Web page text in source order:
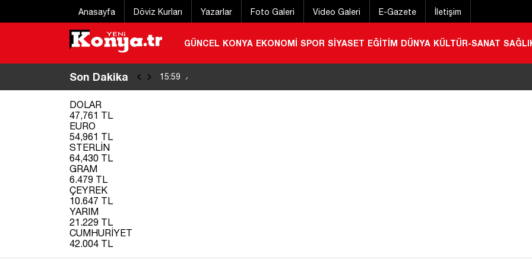
Anasayfa Döviz Kurları Yazarlar Foto Galeri Video Galeri E-Gazete İletişim
GÜNCEL KONYA EKONOMİ SPOR SİYASET EĞİTİM DÜNYA KÜLTÜR-SANAT
Son Dakika 15:59 /
DOLAR
47,761 TL
EURO
54,961 TL
STERLİN
64,430 TL
GRAM
6.479 TL
ÇEYREK
10.647 TL
YARIM
21.229 TL
CUMHURİYET
42.004 TL